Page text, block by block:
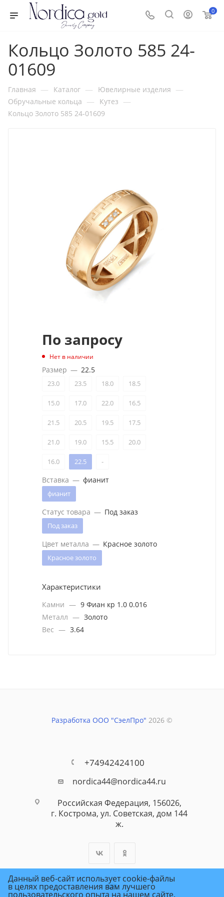
0
Кольцо Золото 585 24-
01609
Главная — Каталог — Ювелирные изделия —
Обручальные кольца — Кутез —
Кольцо Золото 585 24-01609
По запросу
Нет в наличии
Размер — 22.5
23.0 23.5 18.0 18.5
15.0 17.0 22.0 16.5
21.5 20.5 19.5 17.5
21.0 19.0 15.5 20.0
16.0 22.5 -
Вставка — фианит
фианит
Статус товара — Под заказ
Под заказ
Цвет металла — Красное золото
Красное золото
Характеристики
Камни — 9 Фиан кр 1.0 0.016
Металл — Золото
Вес — 3.64
Разработка ООО "СэелПро" 2026 ©
+74942424100
nordica44@nordica44.ru
Российская Федерация, 156026,
г. Кострома, ул. Советская, дом 144
ж.
Данный веб-сайт использует cookie-файлы
в целях предоставления вам лучшего
пользовательского опыта на нашем сайте.